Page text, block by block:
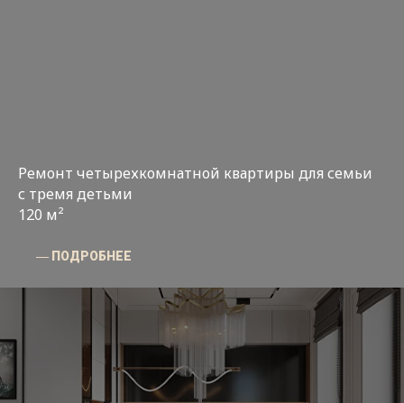
Ремонт четырехкомнатной квартиры для семьи
с тремя детьми
120 м²
― ПОДРОБНЕЕ